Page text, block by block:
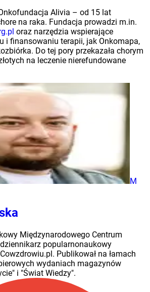
Alivia – od 15 lat
na raka. Fundacja prowadzi m.in.
oraz narzędzia wspierające
i finansowaniu terapii, jak Onkomapa,
Do tej pory przekazała chorym
na leczenie nierefundowane
M
Międzynarodowego Centrum
popularnonaukowy
Publikował na łamach
wydaniach magazynów
i "Świat Wiedzy".